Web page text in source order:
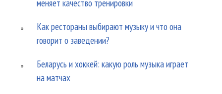
меняет качество тренировки
Как рестораны выбирают музыку и что она
говорит о заведении?
Беларусь и хоккей: какую роль музыка играет
на матчах